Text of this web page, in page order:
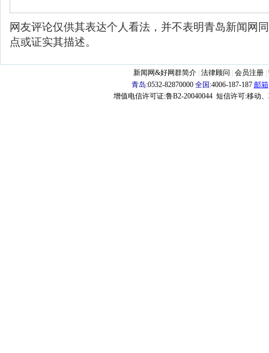
网友评论仅供其表达个人看法，并不表明青岛新闻网
点或证实其描述。